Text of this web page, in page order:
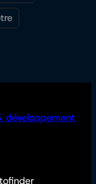
développement